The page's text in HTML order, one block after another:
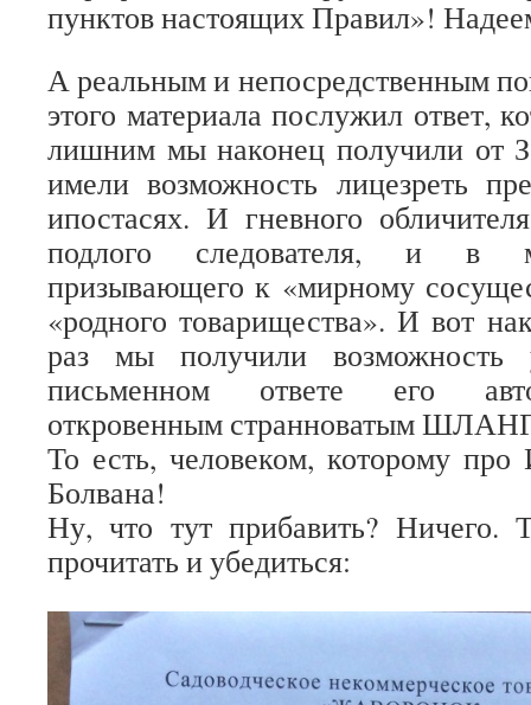
пунктов настоящих Правил»!
А реальным и непосредственным
этого материала послужил ответ,
лишним мы наконец получили от
имели возможность лицезреть
ипостасях. И гневного
подлого следователя, и в
призывающего к «мирному
«родного товарищества». И вот
раз мы получили
письменном ответе его
откровенным странноватым
То есть, человеком, которому
Болвана!
Ну, что тут прибавить? Ничего.
прочитать и убедиться: